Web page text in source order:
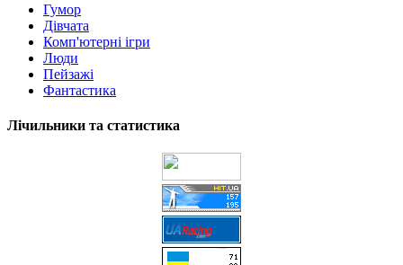
Гумор
Дівчата
Комп'ютерні ігри
Люди
Пейзажі
Фантастика
Лічильники та статистика